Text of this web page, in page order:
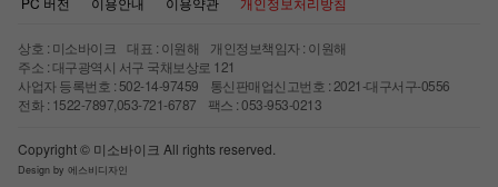
상호 : 미소바이크 대표 : 이원해 개인정보책임자 : 이원해
주소 : 대구광역시 서구 국채보상로 121
사업자 등록번호 : 502-14-97459 통신판매업신고번호 : 2021-대구서구-0556
전화 : 1522-7897,053-721-6787 팩스 : 053-953-0213
Copyright © 미소바이크 All rights reserved.
Design by 에스비디자인